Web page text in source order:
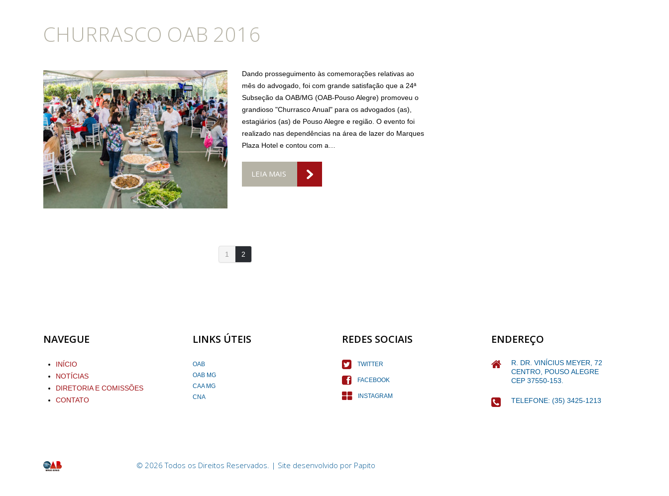
CHURRASCO OAB 2016
Dando prosseguimento às comemorações relativas ao
mês do advogado, foi com grande satisfação que a 24ª
Subseção da OAB/MG (OAB-Pouso Alegre) promoveu o
grandioso "Churrasco Anual" para os advogados (as),
estagiários (as) de Pouso Alegre e região. O evento foi
realizado nas dependências na área de lazer do Marques
Plaza Hotel e contou com a…
LEIA MAIS
1 2
NAVEGUE
INÍCIO
NOTÍCIAS
DIRETORIA E COMISSÕES
CONTATO
LINKS ÚTEIS
OAB
OAB MG
CAA MG
CNA
REDES SOCIAIS
TWITTER
FACEBOOK
INSTAGRAM
ENDEREÇO
R. DR. VINÍCIUS MEYER, 72
CENTRO, POUSO ALEGRE
CEP 37550-153.
TELEFONE: (35) 3425-1213
© 2026 Todos os Direitos Reservados. | Site desenvolvido por Papito